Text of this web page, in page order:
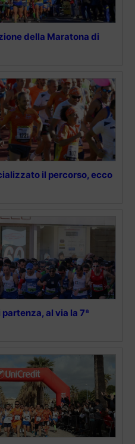
della Maratona di
il percorso, ecco
al via la 7ª